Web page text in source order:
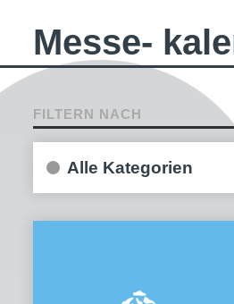
Messe-
FILTERN NACH